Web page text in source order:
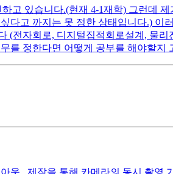
고 있습니다.(현재 4-1재학) 그런데
다고 까지는 못 정한 상태입니다.) 이
전자회로, 디지털집적회로설계, 물리
를 정한다면 어떻게 공부를 해야할지